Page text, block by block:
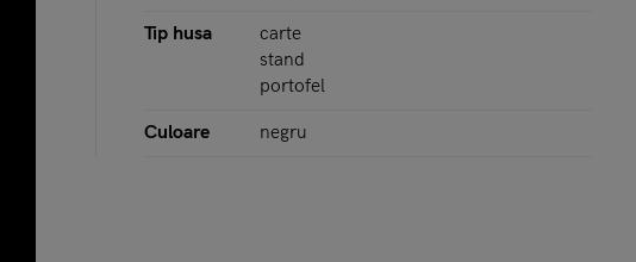
Tip husa
carte
stand
portofel
Culoare negru